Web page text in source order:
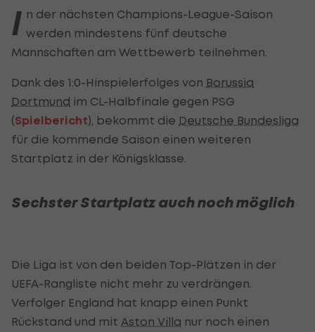
I n der nächsten Champions-League-Saison
werden mindestens fünf deutsche
Mannschaften am Wettbewerb teilnehmen.
Dank des 1:0-Hinspielerfolges von Borussia
Dortmund im CL-Halbfinale gegen PSG
(Spielbericht), bekommt die Deutsche Bundesliga
für die kommende Saison einen weiteren
Startplatz in der Königsklasse.
Sechster Startplatz auch noch möglich
Die Liga ist von den beiden Top-Plätzen in der
UEFA-Rangliste nicht mehr zu verdrängen.
Verfolger England hat knapp einen Punkt
Rückstand und mit Aston Villa nur noch einen